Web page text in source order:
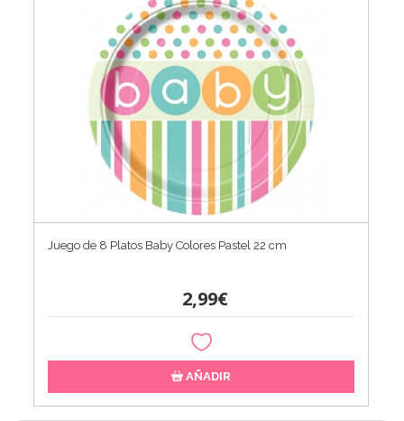
Juego de 8 Platos Baby Colores Pastel 22 cm
2,99€
AÑADIR